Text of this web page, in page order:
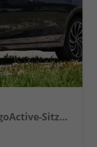
Style 17" Alu "Nottingham", ergoActive-Sitze, Adaptiver Tempomat ACC, Digital Cockpit Pro, LED-Scheinwerfer PLUS, Radio2Discover 12,9" + Wireless App-Connect, Parksensoren vo/hi, Rückfahrkamera, 3-Zonen-Climatronic uvm.